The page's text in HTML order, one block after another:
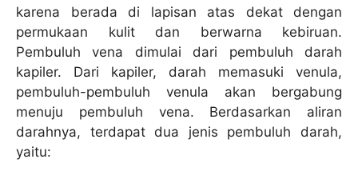
karena berada di lapisan atas dekat dengan
permukaan kulit dan berwarna kebiruan.
Pembuluh vena dimulai dari pembuluh darah
kapiler. Dari kapiler, darah memasuki venula,
pembuluh-pembuluh venula akan bergabung
menuju pembuluh vena. Berdasarkan aliran
darahnya, terdapat dua jenis pembuluh darah,
yaitu: